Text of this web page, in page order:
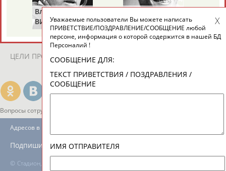
ТАБЛО АКТИВНОСТИ
ЦЕЛИ ПРОЕКТА КОНТАКТЫ
Вопросы сотрудничества и совместной деятельности
© Стадион, 1998-2026
Адресов в новостной рассылке: 996
Подпишись
Владимир
ВИКУЛОВ
ЗВЕЗДКИН
Уважаемые пользователи Вы можете написать
ПРИВЕТСТВИЕ/ПОЗДРАВЛЕНИЕ/СООБЩЕНИЕ любой
персоне, информация о которой содержится в нашей БД
Персоналий !
СООБЩЕНИЕ ДЛЯ:
ТЕКСТ ПРИВЕТСТВИЯ / ПОЗДРАВЛЕНИЯ /
СООБЩЕНИЕ
ИМЯ ОТПРАВИТЕЛЯ